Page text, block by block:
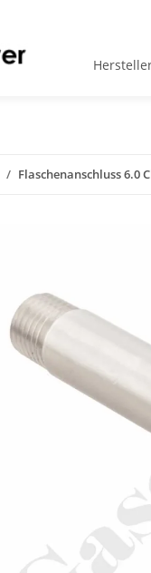
Flaschenanschluss 6.0